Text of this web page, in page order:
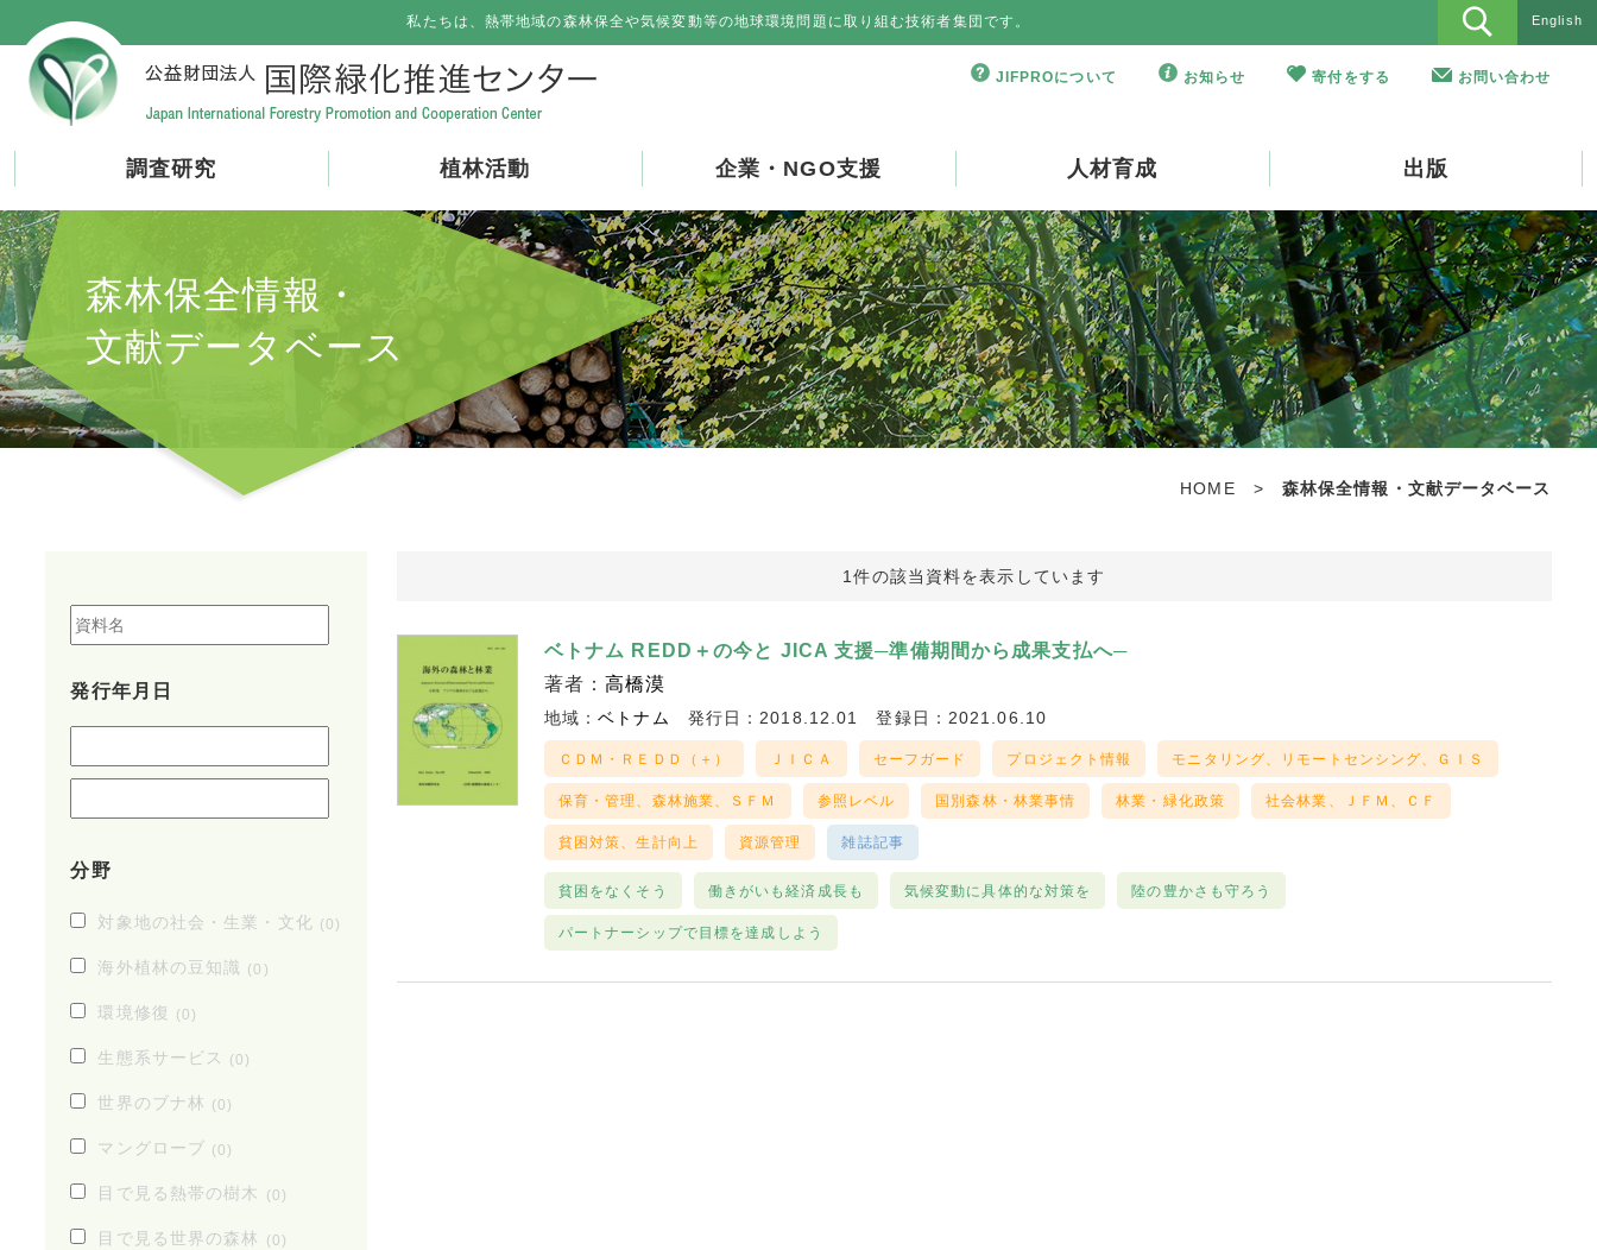
私たちは、熱帯地域の森林保全や気候変動等の地球環境問題に取り組む技術者集団です。 English
JIFPROについて お知らせ 寄付をする お問い合わせ
調査研究 植林活動 企業・NGO支援 人材育成 出版
森林保全情報・
文献データベース
HOME > 森林保全情報・文献データベース
発行年月日
分野
対象地の社会・生業・文化 (0)
海外植林の豆知識 (0)
環境修復 (0)
生態系サービス (0)
世界のブナ林 (0)
マングローブ (0)
目で見る熱帯の樹木 (0)
目で見る世界の森林 (0)
1件の該当資料を表示しています
ベトナム REDD＋の今と JICA 支援─準備期間から成果支払へ─
著者：高橋漠
地域：ベトナム 発行日：2018.12.01 登録日：2021.06.10
ＣＤＭ・ＲＥＤＤ（＋） ＪＩＣＡ セーフガード プロジェクト情報 モニタリング、リモートセンシング、ＧＩＳ
保育・管理、森林施業、ＳＦＭ 参照レベル 国別森林・林業事情 林業・緑化政策 社会林業、ＪＦＭ、ＣＦ
貧困対策、生計向上 資源管理 雑誌記事
貧困をなくそう 働きがいも経済成長も 気候変動に具体的な対策を 陸の豊かさも守ろう
パートナーシップで目標を達成しよう